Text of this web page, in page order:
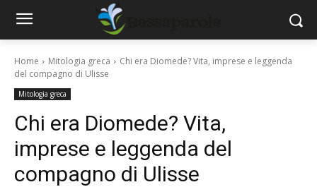
Home Mitologia greca
Chi era Diomede? Vita, imprese e leggenda
del compagno di Ulisse
Mitologia greca
Chi era Diomede? Vita,
imprese e leggenda del
compagno di Ulisse